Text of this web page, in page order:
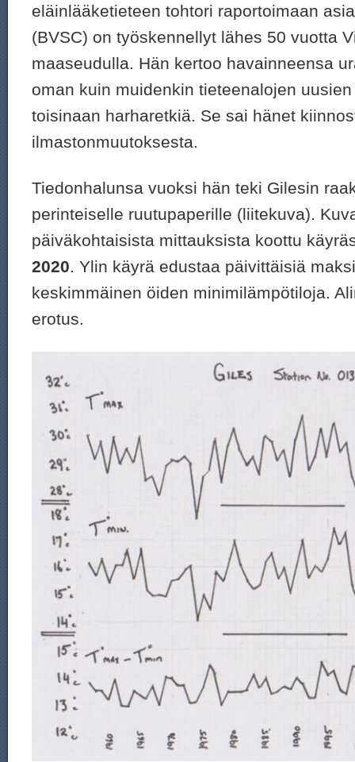
eläinlääketieteen tohtori raportoimaan
(BVSC) on työskennellyt lähes 50 vuotta
maaseudulla. Hän kertoo havainneensa
oman kuin muidenkin tieteenalojen
toisinaan harharetkiä. Se sai hänet
ilmastonmuutoksesta.
Tiedonhalunsa vuoksi hän teki Gilesin
perinteiselle ruutupaperille (liitekuva).
päiväkohtaisista mittauksista koottu
2020. Ylin käyrä edustaa päivittäisiä
keskimmäinen öiden minimilämpötiloja.
erotus.